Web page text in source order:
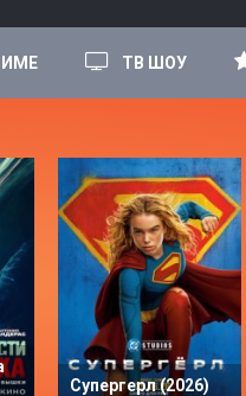
ТВ ШОУ
Супергерл (2026)